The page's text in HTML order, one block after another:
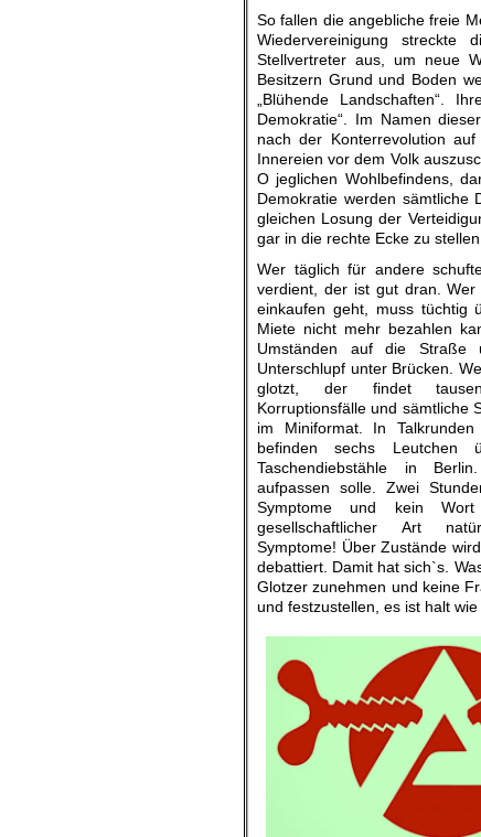
So fallen die angebliche freie
Wiedervereinigung streckte
Stellvertreter aus, um neue
Besitzern Grund und Boden
„Blühende Landschaften“.
Demokratie“. Im Namen
nach der Konterrevolution
Innereien vor dem Volk
O jeglichen Wohlbefindens,
Demokratie werden sämtliche
gleichen Losung der
gar in die rechte Ecke zu stellen.
Wer täglich für andere
verdient, der ist gut dran. Wer
einkaufen geht, muss tüchtig
Miete nicht mehr bezahlen
Umständen auf die Straße
Unterschlupf unter Brücken.
glotzt, der findet
Korruptionsfälle und sämtliche
im Miniformat. In
befinden sechs Leutchen
Taschendiebstähle in
aufpassen solle. Zwei
Symptome und kein Wort
gesellschaftlicher Art
Symptome! Über Zustände
debattiert. Damit hat sich`s.
Glotzer zunehmen und keine
und festzustellen, es ist halt wie